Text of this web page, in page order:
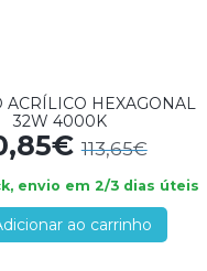
ACRÍLICO HEXAGONAL
32W 4000K
113,65€
envio em 2/3 dias úteis
ao carrinho